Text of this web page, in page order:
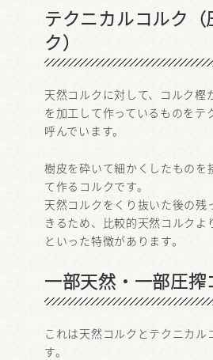
テクニカルコルク（
ク）
天然コルクに対して、コルク樫
を加工して作っているものをテ
呼んでいます。
樹皮を砕いて細かくしたものを
て作るコルクです。
天然コルクをくり抜いた後の残
きるため、比較的天然コルクよ
といった特徴があります。
一部天然・一部圧搾
これは天然コルクとテクニカル
す。